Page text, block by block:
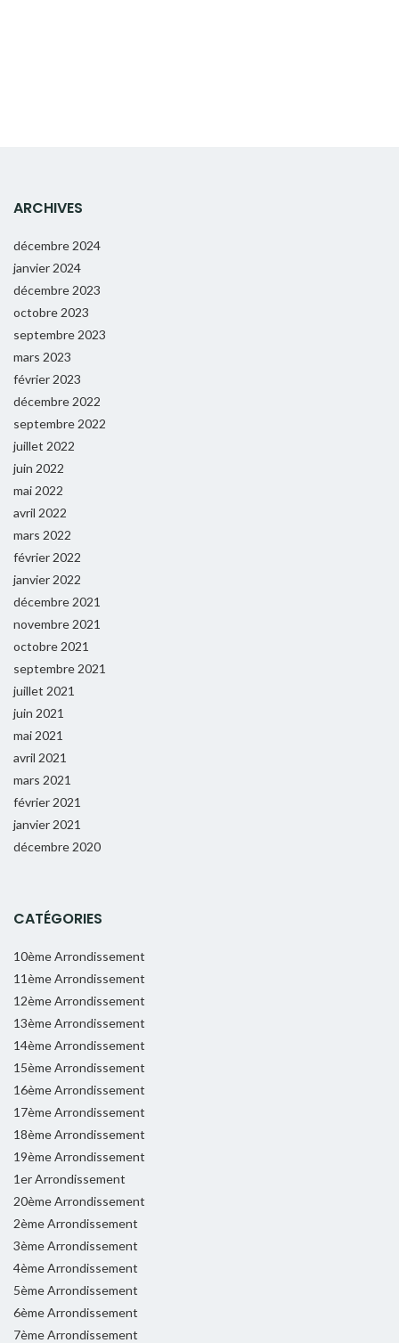
ARCHIVES
décembre 2024
janvier 2024
décembre 2023
octobre 2023
septembre 2023
mars 2023
février 2023
décembre 2022
septembre 2022
juillet 2022
juin 2022
mai 2022
avril 2022
mars 2022
février 2022
janvier 2022
décembre 2021
novembre 2021
octobre 2021
septembre 2021
juillet 2021
juin 2021
mai 2021
avril 2021
mars 2021
février 2021
janvier 2021
décembre 2020
CATÉGORIES
10ème Arrondissement
11ème Arrondissement
12ème Arrondissement
13ème Arrondissement
14ème Arrondissement
15ème Arrondissement
16ème Arrondissement
17ème Arrondissement
18ème Arrondissement
19ème Arrondissement
1er Arrondissement
20ème Arrondissement
2ème Arrondissement
3ème Arrondissement
4ème Arrondissement
5ème Arrondissement
6ème Arrondissement
7ème Arrondissement